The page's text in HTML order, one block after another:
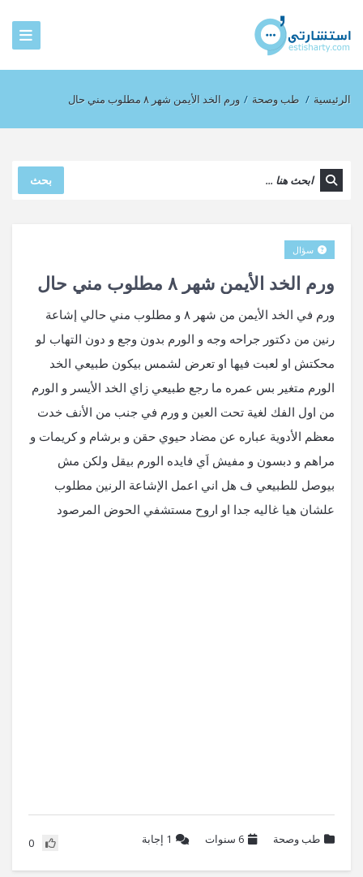
الرئيسية / طب وصحة / ورم الخد الأيمن شهر ٨ مطلوب مني حال
بحث
ورم الخد الأيمن شهر ٨ مطلوب مني حال
سؤال
ورم في الخد الأيمن من شهر ٨ و مطلوب مني حالي إشاعة
رنين من دكتور جراحه وجه و الورم بدون وجع و دون التهاب لو
محكتش او لعبت فيها او تعرض لشمس بيكون طبيعي الخد
الورم متغير بس عمره ما رجع طبيعي زاي الخد الأيسر و الورم
من اول الفك لغية تحت العين و ورم في جنب من الأنف خدت
معظم الأدوية عباره عن مضاد حيوي حقن و برشام و كريمات و
مراهم و دبسون و مفيش اَي فايده الورم بيقل ولكن مش
بيوصل للطبيعي ف هل اني اعمل الإشاعة الرنين مطلوب
علشان هيا غاليه جدا او اروح مستشفي الحوض المرصود
طب وصحة 6 سنوات 1 إجابة 0